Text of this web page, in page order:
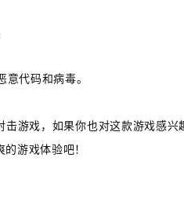
代码和病毒。
游戏，如果你也对这款游戏感兴
游戏体验吧！